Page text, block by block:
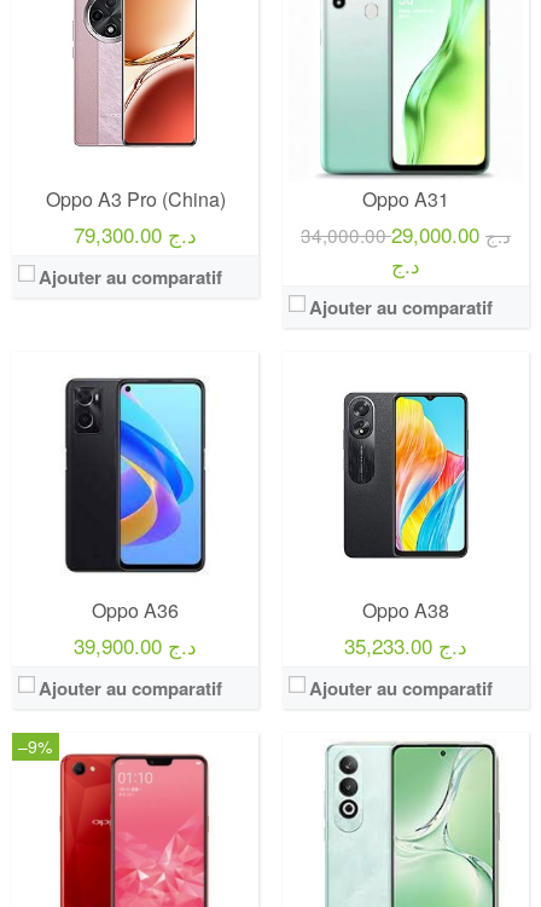
Oppo A3 Pro (China)
79,300.00 د.ج
Ajouter au comparatif
Oppo A31
34,000.00 د.ج 29,000.00
د.ج
Ajouter au comparatif
Oppo A36
39,900.00 د.ج
Ajouter au comparatif
Oppo A38
35,233.00 د.ج
Ajouter au comparatif
–9%